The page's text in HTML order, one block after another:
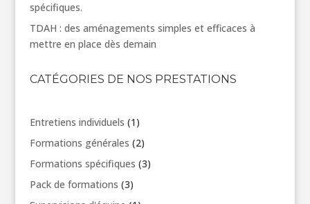
spécifiques.
TDAH : des aménagements simples et efficaces à
mettre en place dès demain
CATÉGORIES DE NOS PRESTATIONS
Entretiens individuels 1 1
produit
Formations générales 22
produits
Formations spécifiques 33
Pack de formations 33
produits